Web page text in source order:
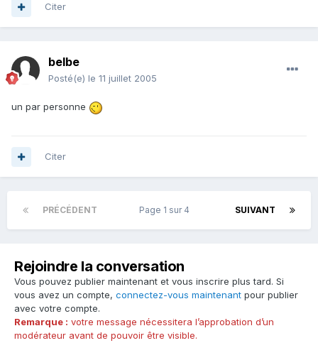
Citer
belbe
Posté(e) le 11 juillet 2005
un par personne
Citer
PRÉCÉDENT SUIVANT
Page 1 sur 4
Rejoindre la conversation
Vous pouvez publier maintenant et vous inscrire plus tard. Si
vous avez un compte, connectez-vous maintenant pour publier
avec votre compte.
Remarque : votre message nécessitera l’approbation d’un
modérateur avant de pouvoir être visible.